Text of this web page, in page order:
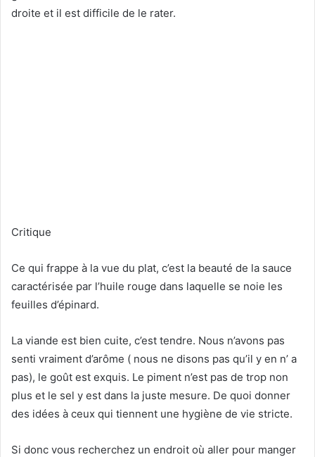
droite et il est difficile de le rater.
Critique
Ce qui frappe à la vue du plat, c’est la beauté de la sauce
caractérisée par l’huile rouge dans laquelle se noie les
feuilles d’épinard.
La viande est bien cuite, c’est tendre. Nous n’avons pas
senti vraiment d’arôme ( nous ne disons pas qu’il y en n’ a
pas), le goût est exquis. Le piment n’est pas de trop non
plus et le sel y est dans la juste mesure. De quoi donner
des idées à ceux qui tiennent une hygiène de vie stricte.
Si donc vous recherchez un endroit où aller pour manger